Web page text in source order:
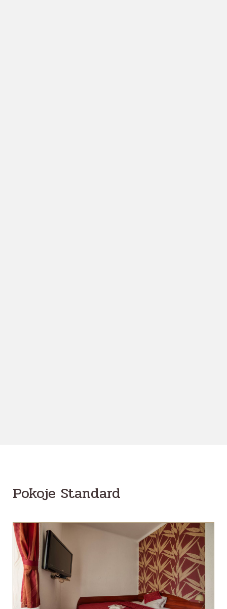
Pokoje Standard